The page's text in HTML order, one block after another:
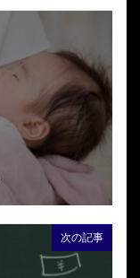
次の記事